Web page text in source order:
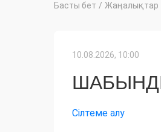
Басты бет / Жаңалықтар
10.08.2026, 10:00
Сілтеме алу